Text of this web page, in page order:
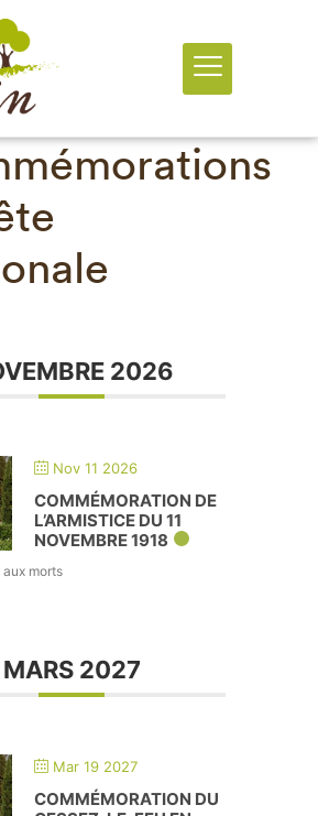
2026
Nov 11 2026
COMMÉMORATION DE
L’ARMISTICE DU 11
NOVEMBRE 1918
morts
MARS 2027
Mar 19 2027
COMMÉMORATION DU